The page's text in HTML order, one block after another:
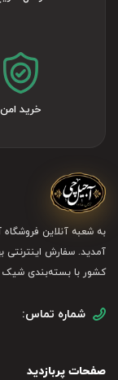
خرید امن
آمدید. سفارش اینترنتی
کشور با بسته‌بندی شیک
شماره تماس:
صفحات پربازدید